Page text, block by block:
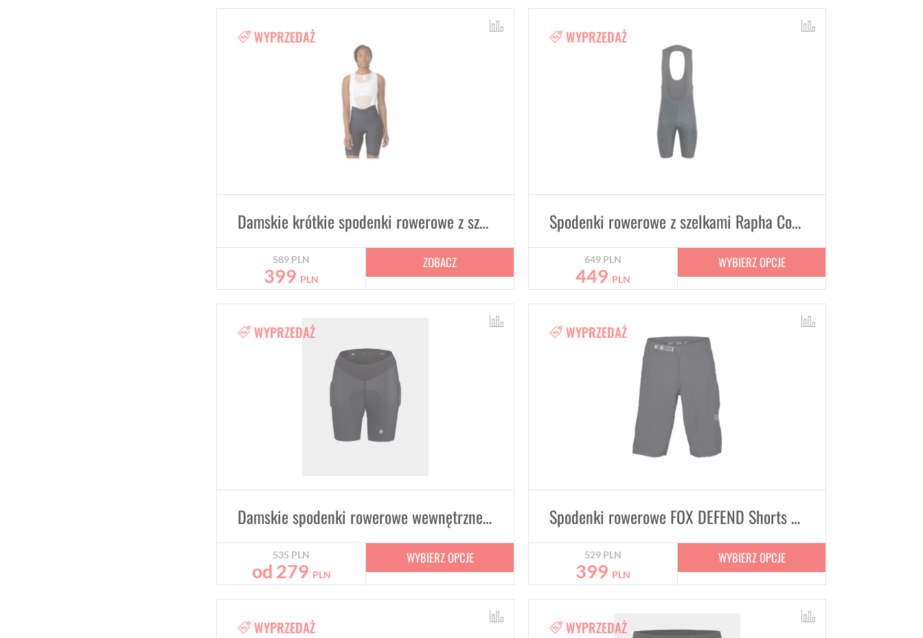
WYPRZEDAŻ
Damskie krótkie spodenki rowerowe z szelkami Rapha Core - różne kolory
589 PLN
399 PLN
ZOBACZ
WYPRZEDAŻ
Spodenki rowerowe z szelkami Rapha Core Cargo Czarne
649 PLN
449 PLN
WYBIERZ OPCJE
WYPRZEDAŻ
Damskie spodenki rowerowe wewnętrzne z wkładką ASSOS TRAIL
535 PLN
od 279 PLN
WYBIERZ OPCJE
WYPRZEDAŻ
Spodenki rowerowe FOX DEFEND Shorts Black
529 PLN
399 PLN
WYBIERZ OPCJE
WYPRZEDAŻ WYPRZEDAŻ